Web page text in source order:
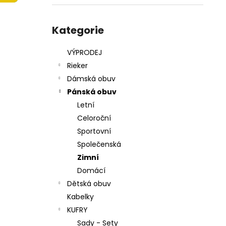
kategorie
Kategorie
VÝPRODEJ
Rieker
Dámská obuv
Pánská obuv
Letní
Celoroční
Sportovní
Společenská
Zimní
Domácí
Dětská obuv
Kabelky
KUFRY
Sady - Sety
699 Kč